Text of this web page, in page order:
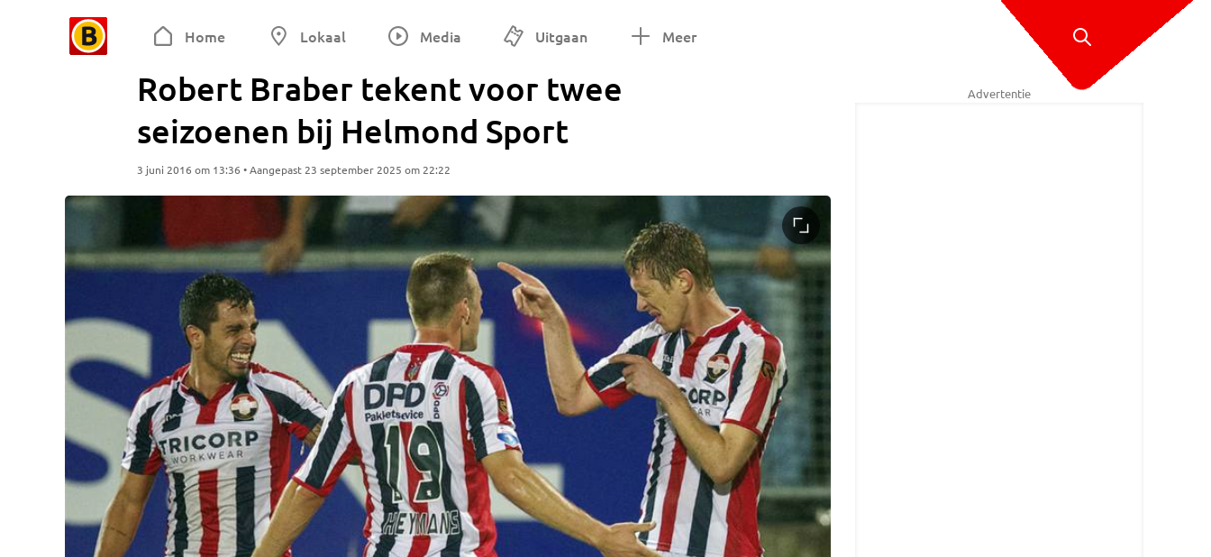
Home Lokaal Media Uitgaan Meer
Robert Braber tekent voor twee
seizoenen bij Helmond Sport
3 juni 2016 om 13:36 • Aangepast 23 september 2025 om 22:22
Advertentie